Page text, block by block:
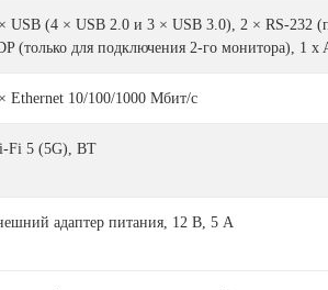
USB (4 × USB 2.0 и 3 × USB 3.0), 2 × RS-232
(только для подключения 2-го монитора), 1
Ethernet 10/100/1000 Мбит/с
Fi 5 (5G), BT
адаптер питания, 12 В, 5 А